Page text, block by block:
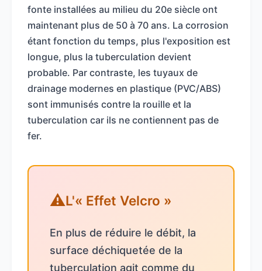
fonte installées au milieu du 20e siècle ont
maintenant plus de 50 à 70 ans. La corrosion
étant fonction du temps, plus l'exposition est
longue, plus la tuberculation devient
probable. Par contraste, les tuyaux de
drainage modernes en plastique (PVC/ABS)
sont immunisés contre la rouille et la
tuberculation car ils ne contiennent pas de
fer.
L'« Effet Velcro »
En plus de réduire le débit, la
surface déchiquetée de la
tuberculation agit comme du